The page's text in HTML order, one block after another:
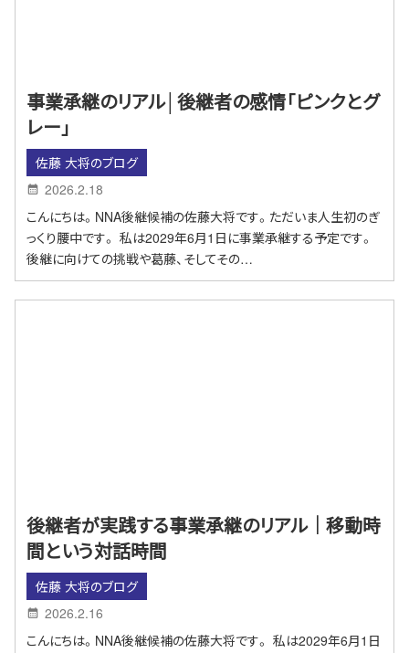
事業承継のリアル│後継者の感情「ピンクとグ
レー」
佐藤 大将のブログ
2026.2.18
こんにちは。NNA後継候補の佐藤大将です。ただいま人生初のぎ
っくり腰中です。 私は2029年6月1日に事業承継する予定です。
後継に向けての挑戦や葛藤、そしてその…
後継者が実践する事業承継のリアル｜移動時
間という対話時間
佐藤 大将のブログ
2026.2.16
こんにちは。NNA後継候補の佐藤大将です。 私は2029年6月1日